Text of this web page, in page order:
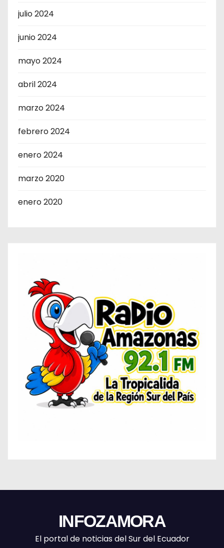
julio 2024
junio 2024
mayo 2024
abril 2024
marzo 2024
febrero 2024
enero 2024
marzo 2020
enero 2020
INFOZAMORA
El portal de noticias del Sur del Ecuador